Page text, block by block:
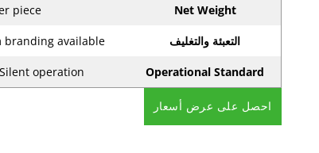
Net Weight
piece
التعبئة والتغليف branding available
Operational Standard
operation
احصل على عرض أسعار